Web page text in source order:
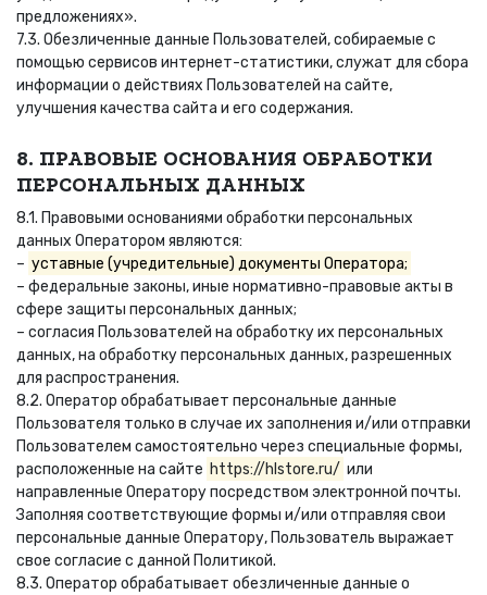
предложениях».
7.3. Обезличенные данные Пользователей, собираемые с
помощью сервисов интернет-статистики, служат для сбора
информации о действиях Пользователей на сайте,
улучшения качества сайта и его содержания.
8. ПРАВОВЫЕ ОСНОВАНИЯ ОБРАБОТКИ
ПЕРСОНАЛЬНЫХ ДАННЫХ
8.1. Правовыми основаниями обработки персональных
данных Оператором являются:
– уставные (учредительные) документы Оператора;
– федеральные законы, иные нормативно-правовые акты в
сфере защиты персональных данных;
– согласия Пользователей на обработку их персональных
данных, на обработку персональных данных, разрешенных
для распространения.
8.2. Оператор обрабатывает персональные данные
Пользователя только в случае их заполнения и/или отправки
Пользователем самостоятельно через специальные формы,
расположенные на сайте https://hlstore.ru/ или
направленные Оператору посредством электронной почты.
Заполняя соответствующие формы и/или отправляя свои
персональные данные Оператору, Пользователь выражает
свое согласие с данной Политикой.
8.3. Оператор обрабатывает обезличенные данные о